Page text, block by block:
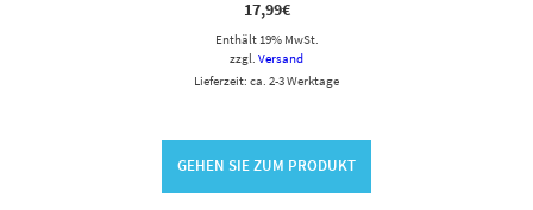
17,99€
Enthält 19% MwSt.
zzgl. Versand
Lieferzeit: ca. 2-3 Werktage
GEHEN SIE ZUM PRODUKT